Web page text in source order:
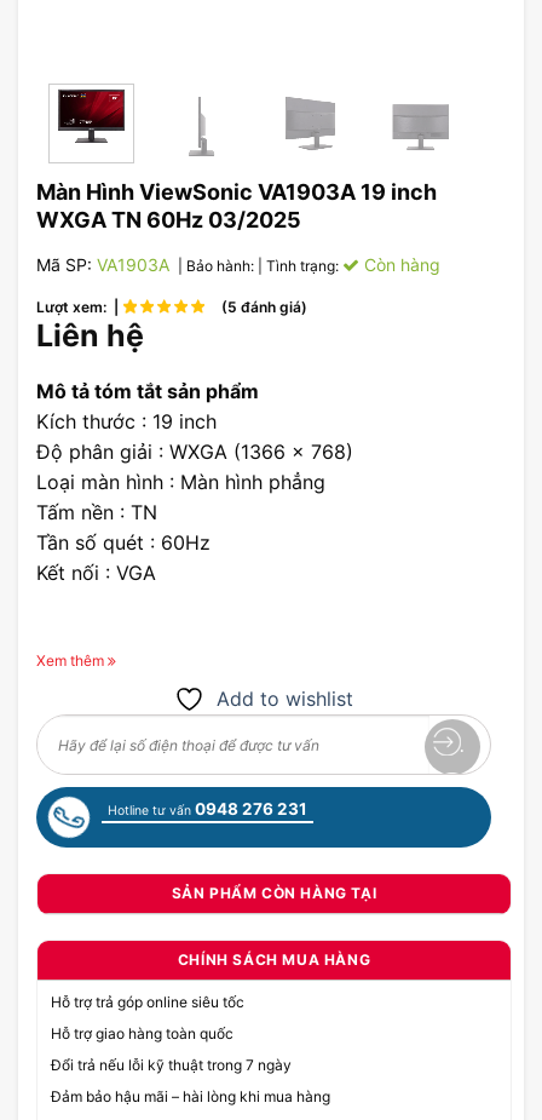
Màn Hình ViewSonic VA1903A 19 inch
WXGA TN 60Hz 03/2025
Mã SP: VA1903A | Bảo hành: | Tình trạng: Còn hàng
Lượt xem: | (5 đánh giá)
Liên hệ
Mô tả tóm tắt sản phẩm
Kích thước : 19 inch
Độ phân giải : WXGA (1366 x 768)
Loại màn hình : Màn hình phẳng
Tấm nền : TN
Tần số quét : 60Hz
Kết nối : VGA
Xem thêm
Add to wishlist
Hotline tư vấn 0948 276 231
SẢN PHẨM CÒN HÀNG TẠI
CHÍNH SÁCH MUA HÀNG
Hỗ trợ trả góp online siêu tốc
Hỗ trợ giao hàng toàn quốc
Đổi trả nếu lỗi kỹ thuật trong 7 ngày
Đảm bảo hậu mãi – hài lòng khi mua hàng